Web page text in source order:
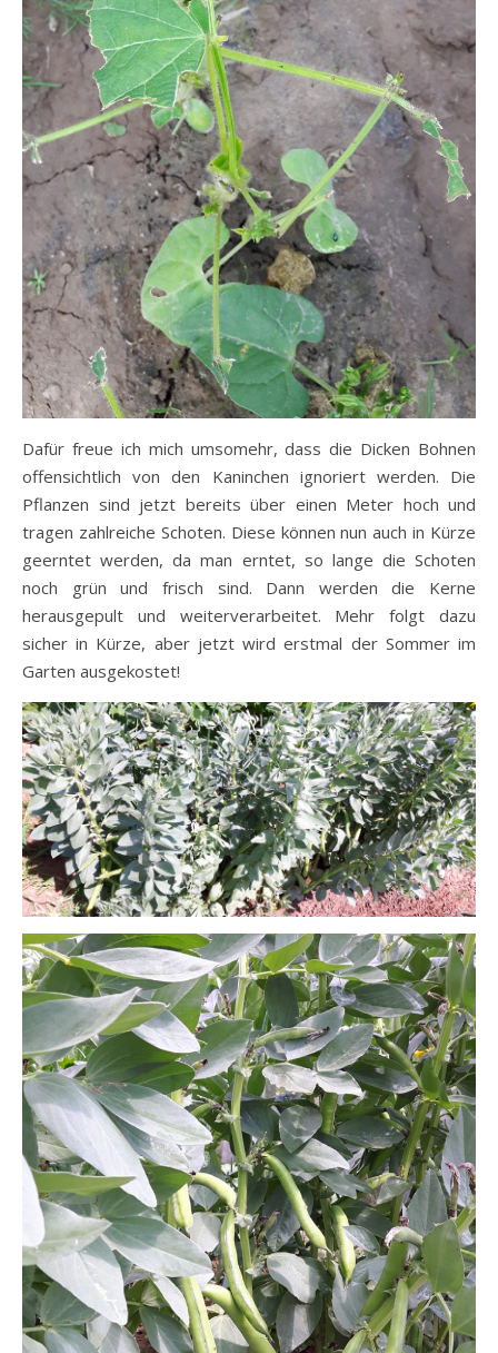
Dafür freue ich mich umsomehr, dass die Dicken Bohnen
offensichtlich von den Kaninchen ignoriert werden. Die
Pflanzen sind jetzt bereits über einen Meter hoch und
tragen zahlreiche Schoten. Diese können nun auch in Kürze
geerntet werden, da man erntet, so lange die Schoten
noch grün und frisch sind. Dann werden die Kerne
herausgepult und weiterverarbeitet. Mehr folgt dazu
sicher in Kürze, aber jetzt wird erstmal der Sommer im
Garten ausgekostet!